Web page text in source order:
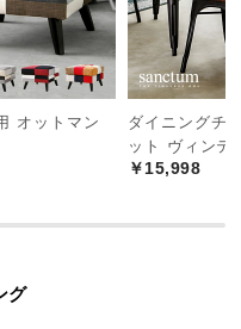
オットマン
ダイニングチ
ット ヴィンテ
￥15,998
グ